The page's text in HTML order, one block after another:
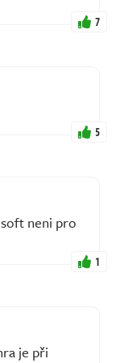
7
5
neni pro
1
je při